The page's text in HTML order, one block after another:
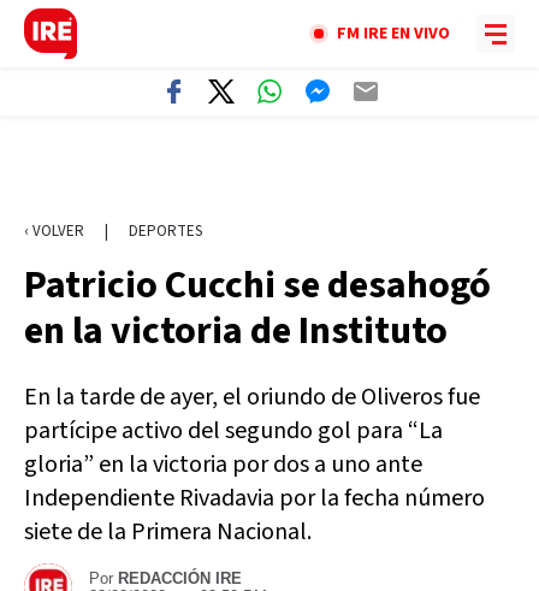
FM IRE EN VIVO
‹ VOLVER | DEPORTES
Patricio Cucchi se desahogó
en la victoria de Instituto
En la tarde de ayer, el oriundo de Oliveros fue
partícipe activo del segundo gol para “La
gloria” en la victoria por dos a uno ante
Independiente Rivadavia por la fecha número
siete de la Primera Nacional.
Por REDACCIÓN IRE